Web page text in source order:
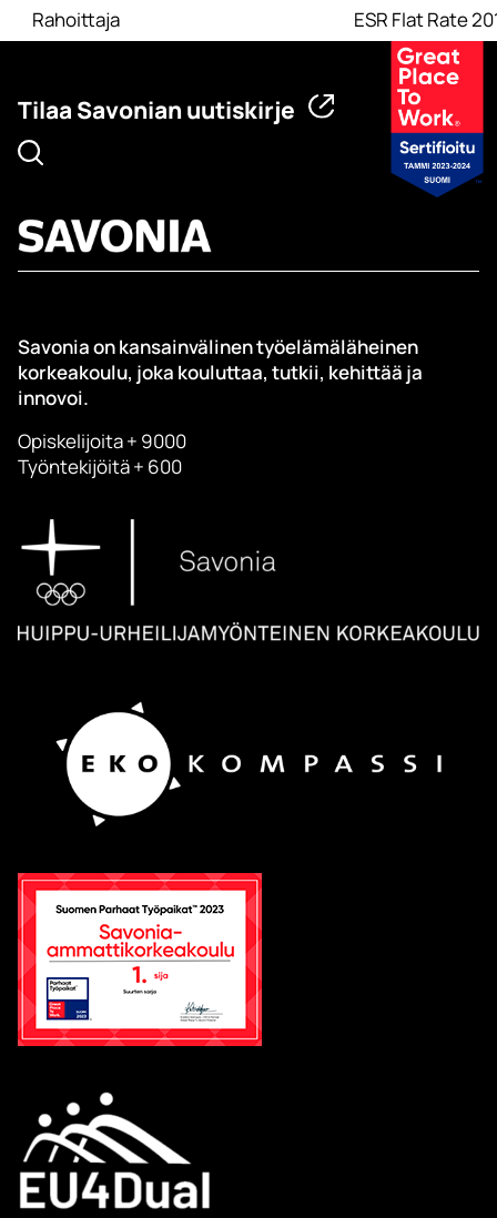
Rahoittaja
ESR Flat Rate
Tilaa Savonian uutiskirje
Savonia on kansainvälinen työelämäläheinen
korkeakoulu, joka kouluttaa, tutkii, kehittää ja
innovoi.
Opiskelijoita + 9000
Työntekijöitä + 600